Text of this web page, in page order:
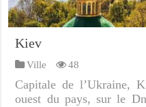
Kiev
Ville 48
Capitale de l’Ukraine,
ouest du pays, sur le